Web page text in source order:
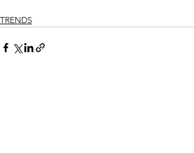
TRENDS